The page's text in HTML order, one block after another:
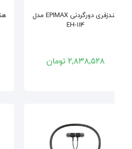
هندزفری دورگردنی EPIMAX مدل
EH-114
۲,۸۳۸,۵۲۸ تومان